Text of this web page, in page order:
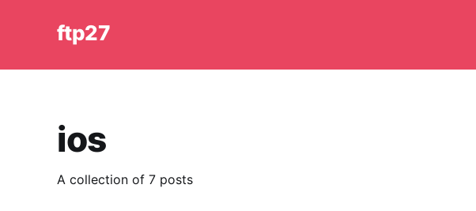
ftp27
ios
A collection of 7 posts